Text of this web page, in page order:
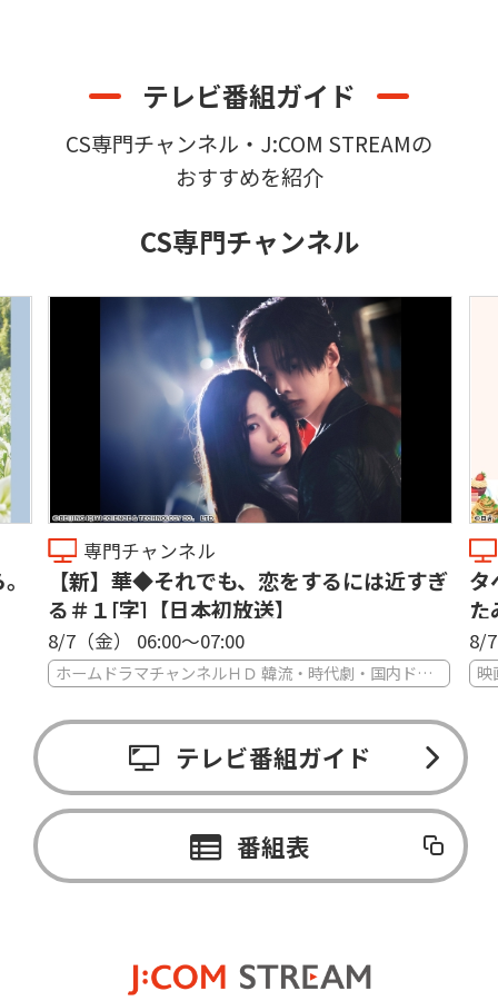
テレビ番組ガイド
CS専門チャンネル・J:COM STREAMの
おすすめを紹介
CS専門チャンネル
専門チャンネル
【新】華◆それでも、恋をするには近すぎ
る＃１[字]【日本初放送】
8/7（金） 06:00〜07:00
ホームドラマチャンネルＨＤ 韓流・時代劇・国内ドラマ
タ
た
8/
映
テレビ番組ガイド
番組表